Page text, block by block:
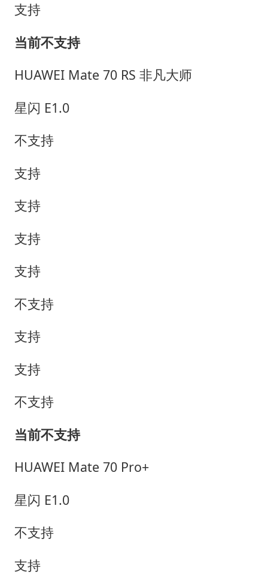
支持
当前不支持
HUAWEI Mate 70 RS 非凡大师
星闪 E1.0
不支持
支持
支持
支持
支持
不支持
支持
支持
不支持
当前不支持
HUAWEI Mate 70 Pro+
星闪 E1.0
不支持
支持